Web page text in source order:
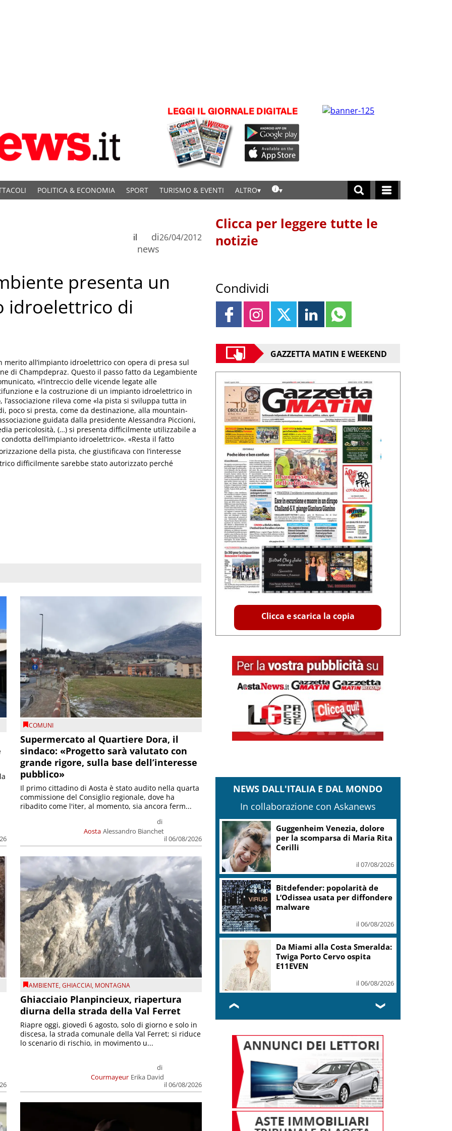
POLITICA & ECONOMIA SPORT TURISMO & EVENTI ALTRO
di
news
il 26/04/2012
presenta un
idroelettrico di
all’impianto idroelettrico con opera di presa sul
di Champdepraz. Questo il passo fatto da Legambiente
«l’intreccio delle vicende legate alle
e la costruzione di un impianto idroelettrico in
rileva come «la pista si sviluppa tutta in
poco si presta, come da destinazione, alla mountain-
guidata dalla presidente Alessandra Piccioni,
pericolosità, (…) si presenta difficilmente utilizzabile a
dell’impianto idroelettrico». «Resta il fatto 
della pista, che giustificava con l’interesse
difficilmente sarebbe stato autorizzato perché
COMUNI
Supermercato al Quartiere Dora, il
sindaco: «Progetto sarà valutato con
grande rigore, sulla base dell’interesse
pubblico»
Aosta
di
Alessandro Bianchet
il 06/08/2026
Il primo cittadino di Aosta è stato audito nella quarta
commissione del Consiglio regionale, dove ha
ribadito come l'iter, al momento, sia ancora ferm...
AMBIENTE,GHIACCIAI, MONTAGNA
Ghiacciaio Planpincieux, riapertura
diurna della strada della Val Ferret
Courmayeur
di
Erika David
il 06/08/2026
Riapre oggi, giovedì 6 agosto, solo di giorno e solo in
discesa, la strada comunale della Val Ferret; si riduce
lo scenario di rischio, in movimento u...
Clicca per leggere tutte le
notizie
Condividi
GAZZETTA MATIN E WEEKEND
Clicca e scarica la copia
NEWS DALL'ITALIA E DAL MONDO
In collaborazione con Askanews
Guggenheim Venezia, dolore
per la scomparsa di Maria Rita
Cerilli
il 07/08/2026
Bitdefender: popolarità de
L’Odissea usata per diffondere
malware
il 06/08/2026
Da Miami alla Costa Smeralda:
Twiga Porto Cervo ospita
E11EVEN
il 06/08/2026
❮ ❯